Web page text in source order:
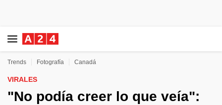
Trends Fotografía Canadá
VIRALES
"No podía creer lo que veía":